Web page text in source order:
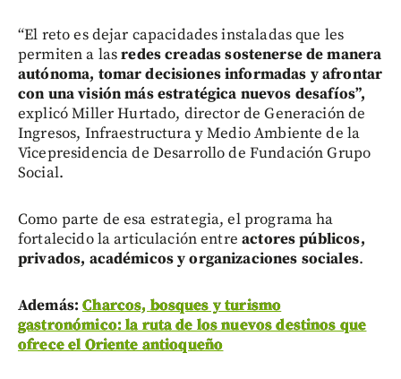
“El reto es dejar capacidades instaladas que les
permiten a lasredes creadas sostenerse de manera
autónoma, tomar decisiones informadas y afrontar
con una visión más estratégica nuevos desafíos”,
explicó Miller Hurtado, director de Generación de
Ingresos, Infraestructura y Medio Ambiente de la
Vicepresidencia de Desarrollo de Fundación Grupo
Social.
Como parte de esa estrategia, el programa ha
fortalecido la articulación entreactores públicos,
privados, académicos y organizaciones sociales.
Además:Charcos, bosques y turismo
gastronómico: la ruta de los nuevos destinos que
ofrece el Oriente antioqueño